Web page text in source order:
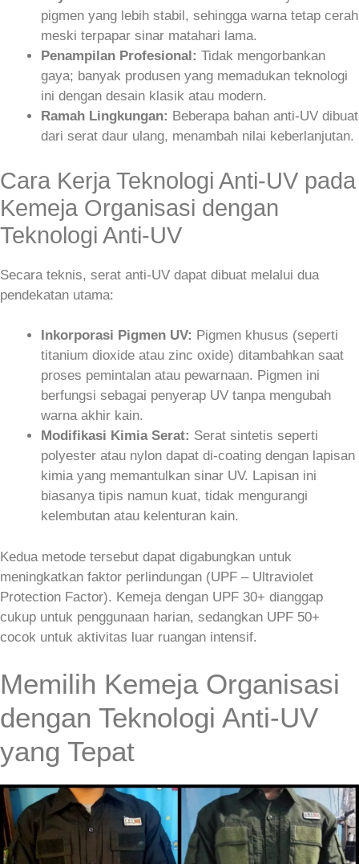
pigmen yang lebih stabil, sehingga warna tetap cerah
meski terpapar sinar matahari lama.
Penampilan Profesional: Tidak mengorbankan
gaya; banyak produsen yang memadukan teknologi
ini dengan desain klasik atau modern.
Ramah Lingkungan: Beberapa bahan anti-UV dibuat
dari serat daur ulang, menambah nilai keberlanjutan.
Cara Kerja Teknologi Anti-UV pada
Kemeja Organisasi dengan
Teknologi Anti-UV
Secara teknis, serat anti-UV dapat dibuat melalui dua
pendekatan utama:
Inkorporasi Pigmen UV: Pigmen khusus (seperti
titanium dioxide atau zinc oxide) ditambahkan saat
proses pemintalan atau pewarnaan. Pigmen ini
berfungsi sebagai penyerap UV tanpa mengubah
warna akhir kain.
Modifikasi Kimia Serat: Serat sintetis seperti
polyester atau nylon dapat di‑coating dengan lapisan
kimia yang memantulkan sinar UV. Lapisan ini
biasanya tipis namun kuat, tidak mengurangi
kelembutan atau kelenturan kain.
Kedua metode tersebut dapat digabungkan untuk
meningkatkan faktor perlindungan (UPF – Ultraviolet
Protection Factor). Kemeja dengan UPF 30+ dianggap
cukup untuk penggunaan harian, sedangkan UPF 50+
cocok untuk aktivitas luar ruangan intensif.
Memilih Kemeja Organisasi
dengan Teknologi Anti-UV
yang Tepat